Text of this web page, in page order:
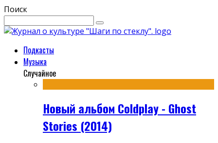
Поиск
Подкасты
Музыка
Случайное
Новый альбом Coldplay - Ghost
Stories (2014)